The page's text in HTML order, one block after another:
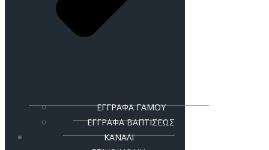
ΕΓΓΡΑΦΑ ΓΑΜΟΥ
ΕΓΓΡΑΦΑ ΒΑΠΤΙΣΕΩΣ
ΚΑΝΑΛΙ